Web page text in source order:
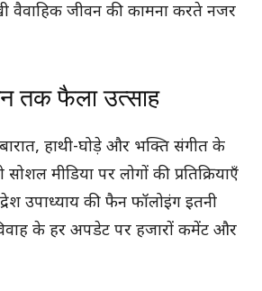
वैवाहिक जीवन की कामना करते नजर
तक फैला उत्साह
हाथी-घोड़े और भक्ति संगीत के
मीडिया पर लोगों की प्रतिक्रियाएँ
उपाध्याय की फैन फॉलोइंग इतनी
के हर अपडेट पर हजारों कमेंट और